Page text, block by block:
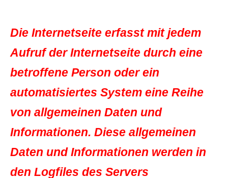
Die Internetseite erfasst mit jedem
Aufruf der Internetseite durch eine
betroffene Person oder ein
automatisiertes System eine Reihe
von allgemeinen Daten und
Informationen. Diese allgemeinen
Daten und Informationen werden in
den Logfiles des Servers